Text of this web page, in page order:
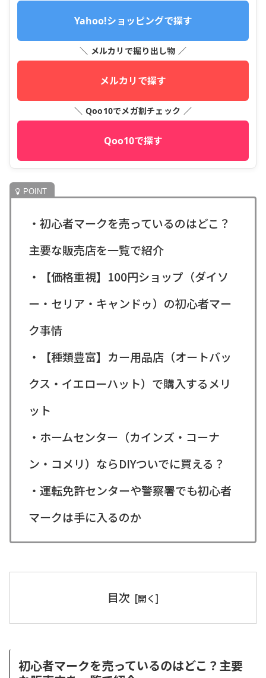
Yahoo!ショッピングで探す
＼ メルカリで掘り出し物 ／
メルカリで探す
＼ Qoo10でメガ割チェック ／
Qoo10で探す
・初心者マークを売っているのはどこ？
主要な販売店を一覧で紹介
・【価格重視】100円ショップ（ダイソ
ー・セリア・キャンドゥ）の初心者マー
ク事情
・【種類豊富】カー用品店（オートバッ
クス・イエローハット）で購入するメリ
ット
・ホームセンター（カインズ・コーナ
ン・コメリ）ならDIYついでに買える？
・運転免許センターや警察署でも初心者
マークは手に入るのか
目次
初心者マークを売っているのはどこ？主要